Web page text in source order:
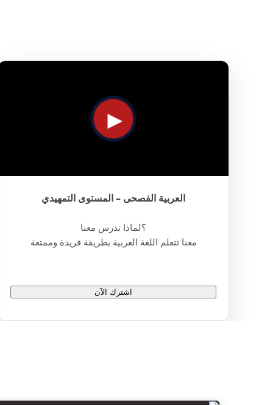
العربية الفصحى – المستوى التمهيدي
؟لماذا تدرس معنا
معنا تتعلم اللغة العربية بطريقة فريدة وممتعة
اشترك الآن